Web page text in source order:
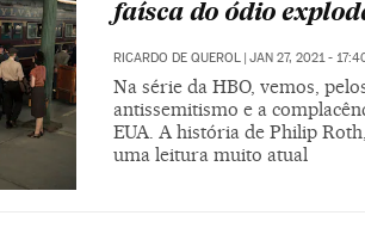
faísca do ódio
RICARDO DE QUEROL | JAN 27, 2021 -
Na série da HBO, vemos,
antissemitismo e a
EUA. A história de Philip
uma leitura muito atual